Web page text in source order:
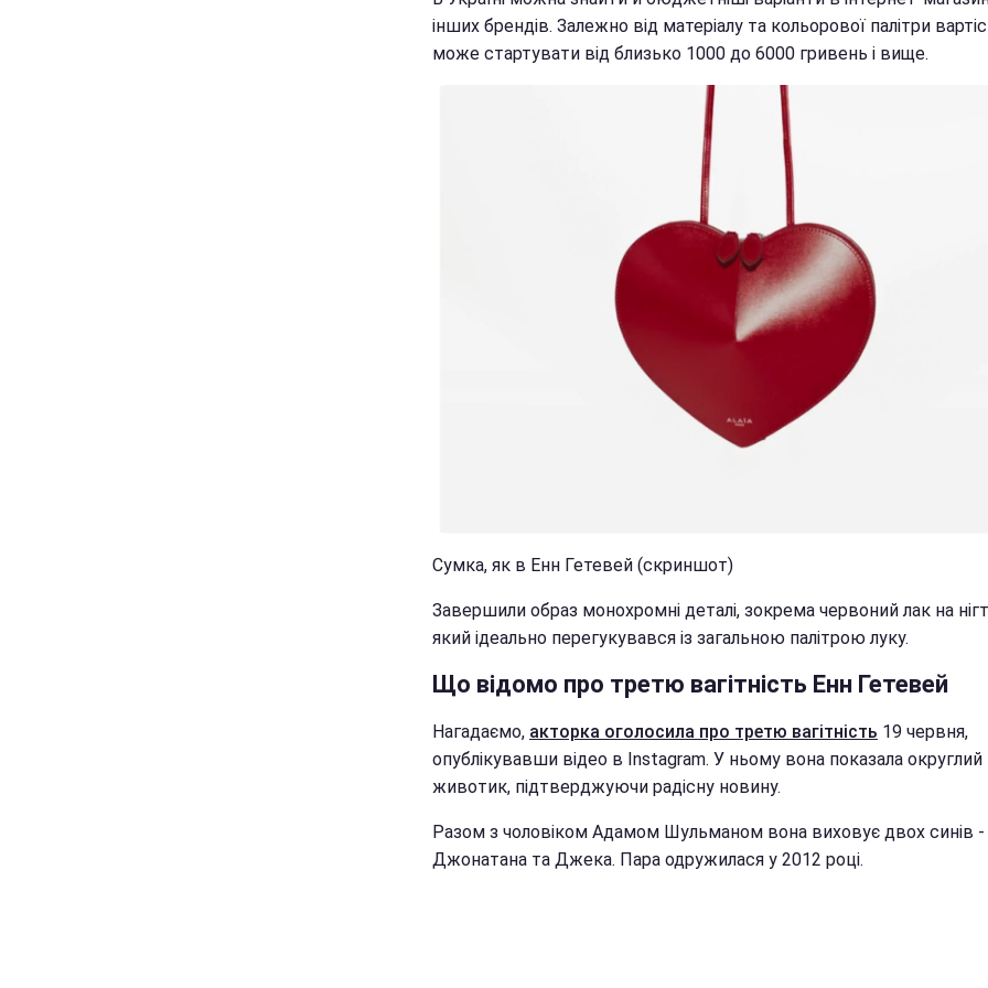
інших брендів. Залежно від матеріалу та кольорової палітри
може стартувати від близько 1000 до 6000 гривень і вище.
Сумка, як в Енн Гетевей (скриншот)
Завершили образ монохромні деталі, зокрема червоний лак на
який ідеально перегукувався із загальною палітрою луку.
Що відомо про третю вагітність Енн Гетевей
Нагадаємо, акторка оголосила про третю вагітність 19 червня,
опублікувавши відео в Instagram. У ньому вона показала округлий
животик, підтверджуючи радісну новину.
Разом з чоловіком Адамом Шульманом вона виховує двох синів -
Джонатана та Джека. Пара одружилася у 2012 році.